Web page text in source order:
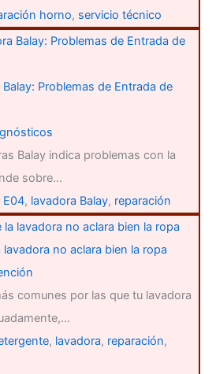
horno, servicio técnico
Problemas de Entrada de
Balay indica problemas con la
sobre…
E04, lavadora Balay, reparación
no aclara bien la ropa
comunes por las que tu lavadora
, lavadora, reparación,